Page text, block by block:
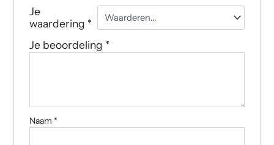
Je
waardering *
Je beoordeling *
Naam *